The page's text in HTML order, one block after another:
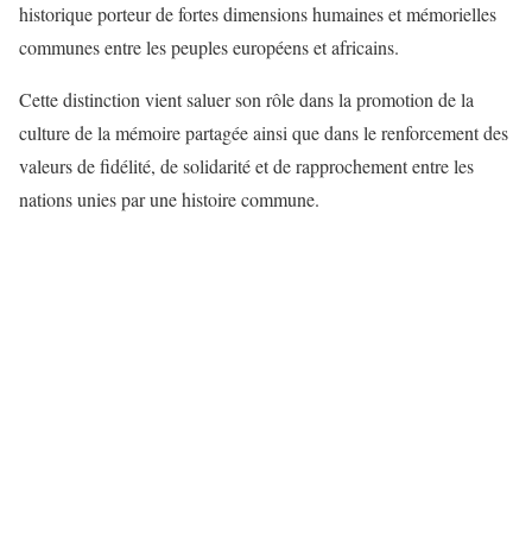
historique porteur de fortes dimensions humaines et mémorielles
communes entre les peuples européens et africains.
Cette distinction vient saluer son rôle dans la promotion de la
culture de la mémoire partagée ainsi que dans le renforcement des
valeurs de fidélité, de solidarité et de rapprochement entre les
nations unies par une histoire commune.